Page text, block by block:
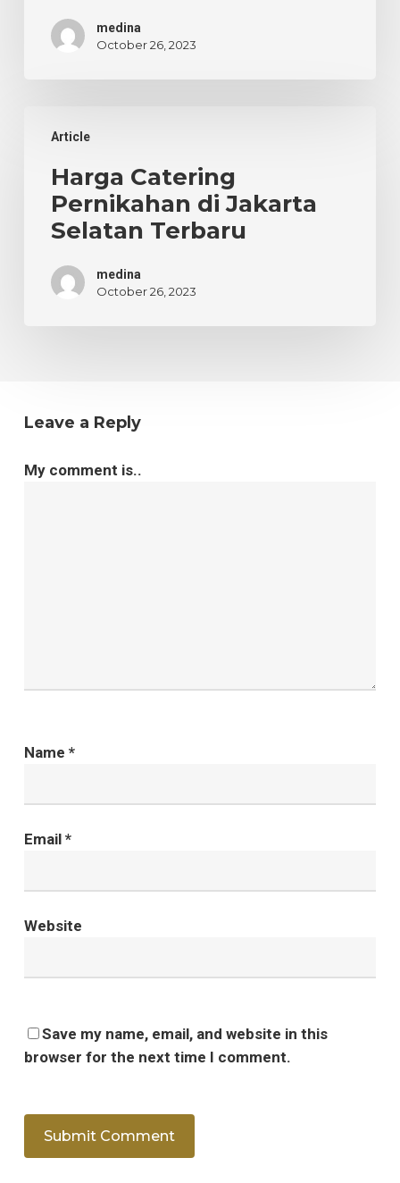
medina
October 26, 2023
Article
Catering
Jakarta
Selatan
Harga Catering
Pernikahan di Jakarta
Selatan Terbaru
medina
October 26, 2023
Leave a Reply
My comment is..
Name *
Email *
Website
Save my name, email, and website in this
browser for the next time I comment.